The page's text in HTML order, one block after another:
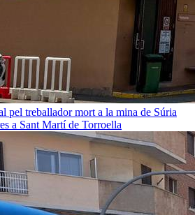
pel treballador mort a la mina de Súria
a Sant Martí de Torroella